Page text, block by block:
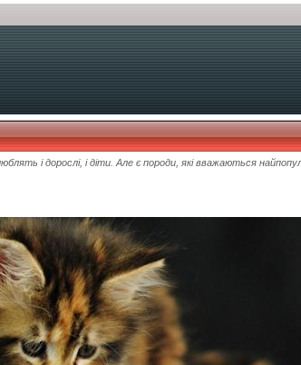
і дорослі, і діти. Але є породи, які вважаються